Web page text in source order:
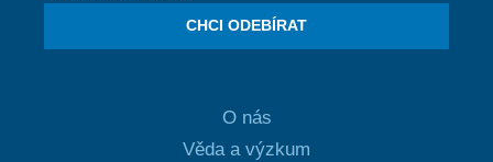
CHCI ODEBÍRAT
O nás
Věda a výzkum